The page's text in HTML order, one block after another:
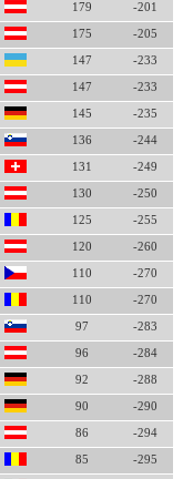
179 -201
175 -205
147 -233
147 -233
145 -235
136 -244
131 -249
130 -250
125 -255
120 -260
110 -270
110 -270
97 -283
96 -284
92 -288
90 -290
86 -294
85 -295